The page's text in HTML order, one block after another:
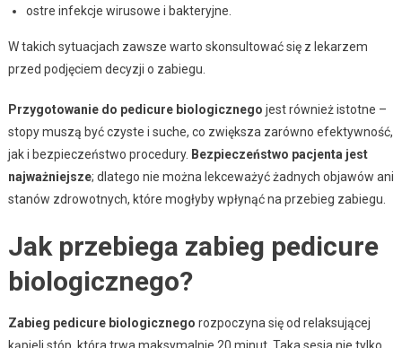
ostre infekcje wirusowe i bakteryjne.
W takich sytuacjach zawsze warto skonsultować się z lekarzem
przed podjęciem decyzji o zabiegu.
Przygotowanie do pedicure biologicznego jest również istotne –
stopy muszą być czyste i suche, co zwiększa zarówno efektywność,
jak i bezpieczeństwo procedury. Bezpieczeństwo pacjenta jest
najważniejsze; dlatego nie można lekceważyć żadnych objawów ani
stanów zdrowotnych, które mogłyby wpłynąć na przebieg zabiegu.
Jak przebiega zabieg pedicure
biologicznego?
Zabieg pedicure biologicznego rozpoczyna się od relaksującej
kąpieli stóp, która trwa maksymalnie 20 minut. Taka sesja nie tylko